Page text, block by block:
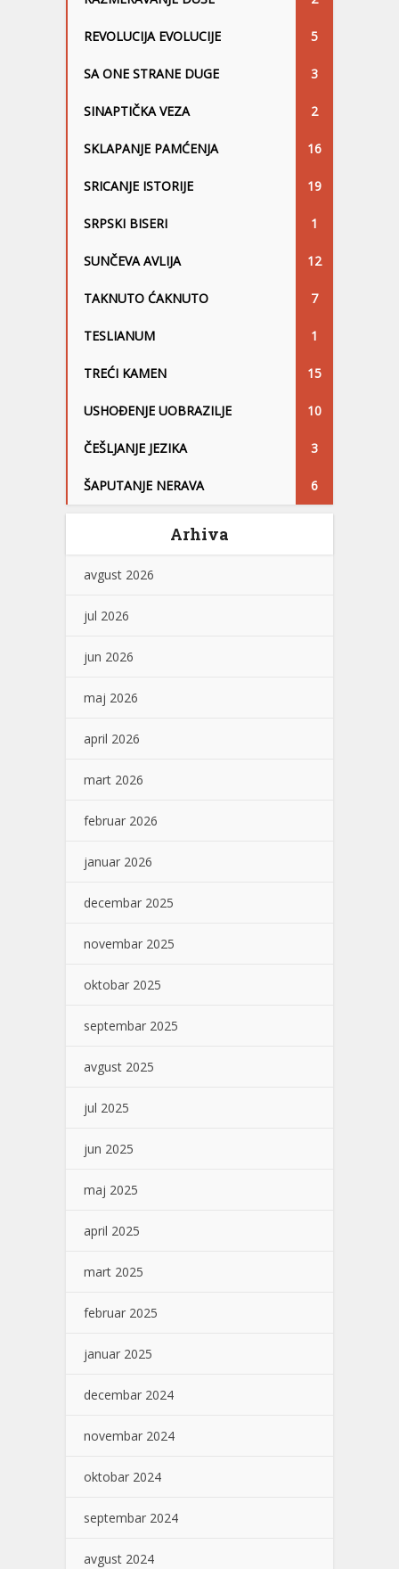
REVOLUCIJA EVOLUCIJE 5
SA ONE STRANE DUGE 3
SINAPTIČKA VEZA 2
SKLAPANJE PAMĆENJA 16
SRICANJE ISTORIJE 19
SRPSKI BISERI 1
SUNČEVA AVLIJA 12
TAKNUTO ĆAKNUTO 7
TESLIANUM 1
TREĆI KAMEN 15
USHOĐENJE UOBRAZILJE 10
ČEŠLJANJE JEZIKA 3
ŠAPUTANJE NERAVA 6
Arhiva
avgust 2026
jul 2026
jun 2026
maj 2026
april 2026
mart 2026
februar 2026
januar 2026
decembar 2025
novembar 2025
oktobar 2025
septembar 2025
avgust 2025
jul 2025
jun 2025
maj 2025
april 2025
mart 2025
februar 2025
januar 2025
decembar 2024
novembar 2024
oktobar 2024
septembar 2024
avgust 2024